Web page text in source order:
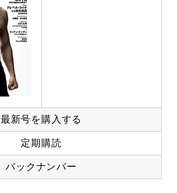
最新号を購入する
定期購読
バックナンバー